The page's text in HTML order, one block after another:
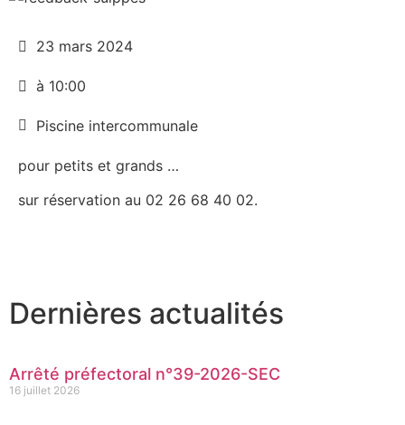
pour petits et grands …
sur réservation au 02 26 68 40 02.
23 mars 2024
à 10:00
Piscine intercommunale
Dernières actualités
Arrêté préfectoral n°39-2026-SEC
16 juillet 2026